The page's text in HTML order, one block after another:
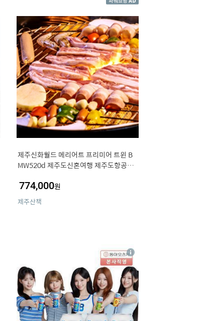
제주신화월드 메리어트 프리미어 트윈 B
MW520d 제주도신혼여행 제주도항공권
774,000원
제주산책
상
세